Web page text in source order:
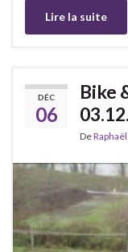
Lire la suite
DÉC
06
Bike
DeRaphaël